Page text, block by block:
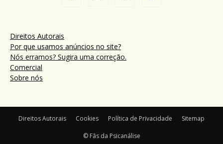
Direitos Autorais
Por que usamos anúncios no site?
Nós erramos? Sugira uma correção.
Comercial
Sobre nós
Direitos Autorais Cookies Política de Privacidade Sitemap
© Fãs da Psicanálise